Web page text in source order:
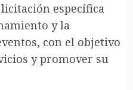
específica
y la
con el objetivo
y promover su